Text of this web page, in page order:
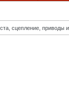
сцепление, приводы и